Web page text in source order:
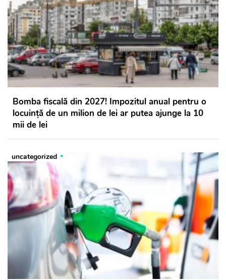
Bomba fiscală din 2027! Impozitul anual pentru o
locuință de un milion de lei ar putea ajunge la 10
mii de lei
uncategorized